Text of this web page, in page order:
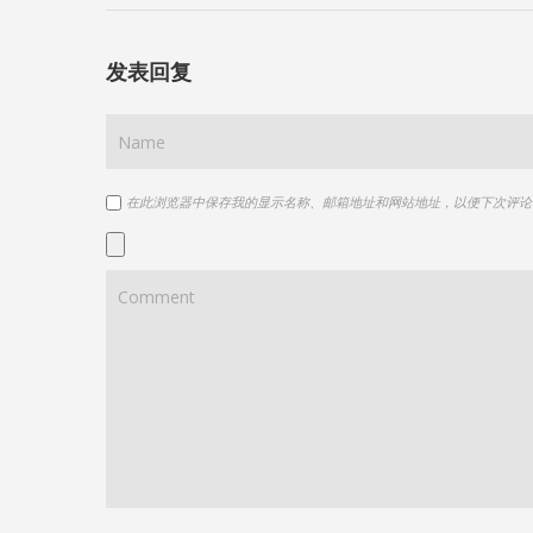
发表回复
在此浏览器中保存我的显示名称、邮箱地址和网站地址，以便下次评